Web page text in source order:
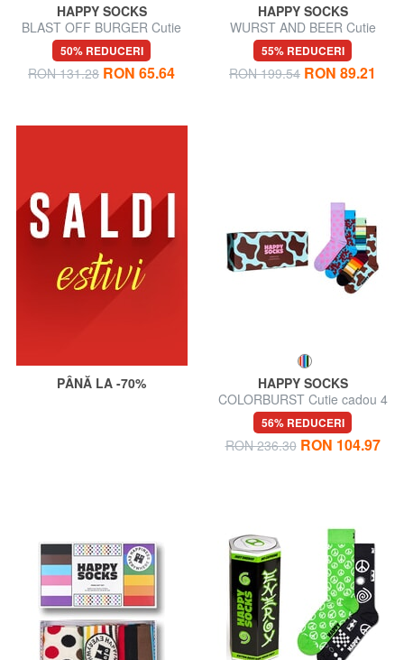
HAPPY SOCKS
BLAST OFF BURGER Cutie
cadou 2 perechi de șosete
50% REDUCERI
RON 131.28 RON 65.64
HAPPY SOCKS
WURST AND BEER Cutie
cadou 3 perechi de șosete
55% REDUCERI
RON 199.54 RON 89.21
PÂNĂ LA -70%
HAPPY SOCKS
COLORBURST Cutie cadou 4
perechi de șosete
56% REDUCERI
RON 236.30 RON 104.97